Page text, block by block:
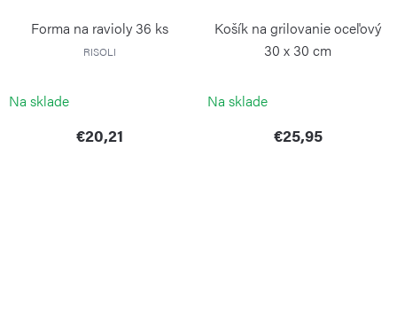
Forma na ravioly 36 ks
RISOLI
Na sklade
€20,21
Košík na grilovanie oceľový
30 x 30 cm
Na sklade
€25,95